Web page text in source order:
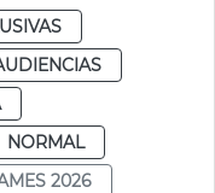
NORMAL
2026